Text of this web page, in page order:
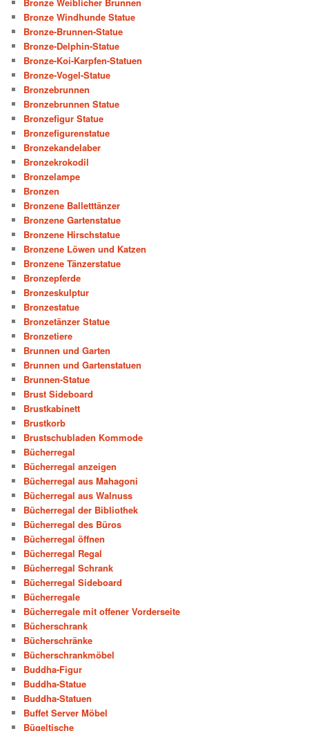
Bronze Windhunde Statue
Bronze-Brunnen-Statue
Bronze-Delphin-Statue
Bronze-Koi-Karpfen-Statuen
Bronze-Vogel-Statue
Bronzebrunnen
Bronzebrunnen Statue
Bronzefigur Statue
Bronzefigurenstatue
Bronzekandelaber
Bronzekrokodil
Bronzelampe
Bronzen
Bronzene Balletttänzer
Bronzene Gartenstatue
Bronzene Hirschstatue
Bronzene Löwen und Katzen
Bronzene Tänzerstatue
Bronzepferde
Bronzeskulptur
Bronzestatue
Bronzetänzer Statue
Bronzetiere
Brunnen und Garten
Brunnen und Gartenstatuen
Brunnen-Statue
Brust Sideboard
Brustkabinett
Brustkorb
Brustschubladen Kommode
Bücherregal
Bücherregal anzeigen
Bücherregal aus Mahagoni
Bücherregal aus Walnuss
Bücherregal der Bibliothek
Bücherregal des Büros
Bücherregal öffnen
Bücherregal Regal
Bücherregal Schrank
Bücherregal Sideboard
Bücherregale
Bücherregale mit offener Vorderseite
Bücherschrank
Bücherschränke
Bücherschrankmöbel
Buddha-Figur
Buddha-Statue
Buddha-Statuen
Buffet Server Möbel
Bügeltische